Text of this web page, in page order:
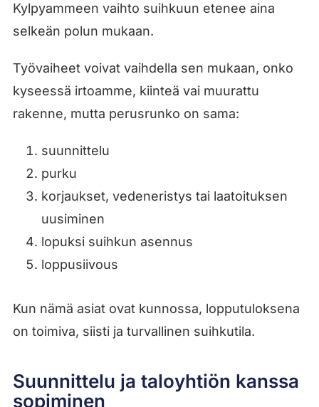
Kylpyammeen vaihto suihkuun etenee aina
selkeän polun mukaan.
Työvaiheet voivat vaihdella sen mukaan, onko
kyseessä irtoamme, kiinteä vai muurattu
rakenne, mutta perusrunko on sama:
suunnittelu
purku
korjaukset, vedeneristys tai laatoituksen
uusiminen
lopuksi suihkun asennus
loppusiivous
Kun nämä asiat ovat kunnossa, lopputuloksena
on toimiva, siisti ja turvallinen suihkutila.
Suunnittelu ja taloyhtiön kanssa
sopiminen